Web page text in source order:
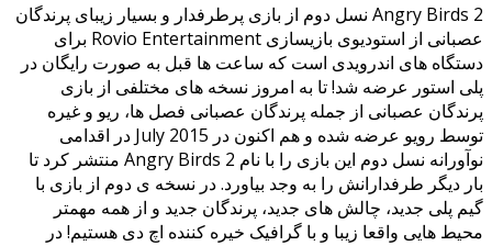
Angry Birds 2 نسل دوم از بازی پرطرفدار و بسیار زیبای پرندگان
عصبانی از استودیوی بازیسازی Rovio Entertainment برای
دستگاه های اندرویدی است که ساعت ها قبل به صورت رایگان در
پلی استور عرضه شد! تا به امروز نسخه های مختلفی از بازی
پرندگان عصبانی از جمله پرندگان عصبانی فصل ها، ریو و غیره
توسط رویو عرضه شده و هم اکنون در July 2015 در اقدامی
نوآورانه نسل دوم این بازی را با نام Angry Birds 2 منتشر کرد تا
بار دیگر طرفدارانش را به وجد بیاورد. در نسخه ی دوم از بازی با
گیم پلی جدید، چالش های جدید، پرندگان جدید و از همه مهمتر
محیط هایی واقعا زیبا و با گرافیک خیره کننده اچ دی هستیم! در